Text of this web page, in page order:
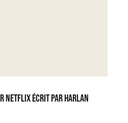
Netflix écrit par Harlan